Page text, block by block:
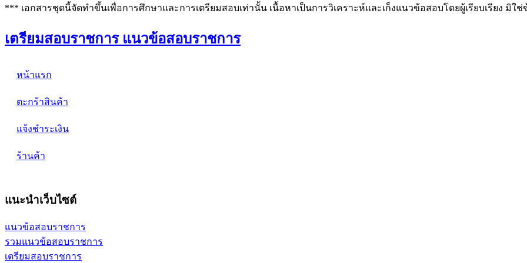
*** เอกสารชุดนี้จัดทำขึ้นเพื่อการศึกษาและการเตรียมสอบเท่านั้น เนื้อหาเป็นการวิเคราะห์และเก็งแนวข้อสอบโดยผู้เรียบเรียง มิใ
เตรียมสอบราชการ แนวข้อสอบราชการ
หน้าแรก
ตะกร้าสินค้า
แจ้งชำระเงิน
ร้านค้า
แนะนำเว็บไซต์
แนวข้อสอบราชการ
รวมแนวข้อสอบราชการ
เตรียมสอบราชการ